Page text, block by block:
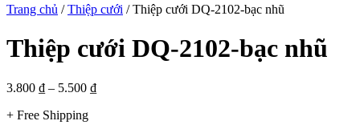
Trang chủ /Thiệp cưới / Thiệp cưới DQ-2102-bạc nhũ
Thiệp cưới DQ-2102-bạc nhũ
3.800 ₫ – 5.500 ₫
+ Free Shipping